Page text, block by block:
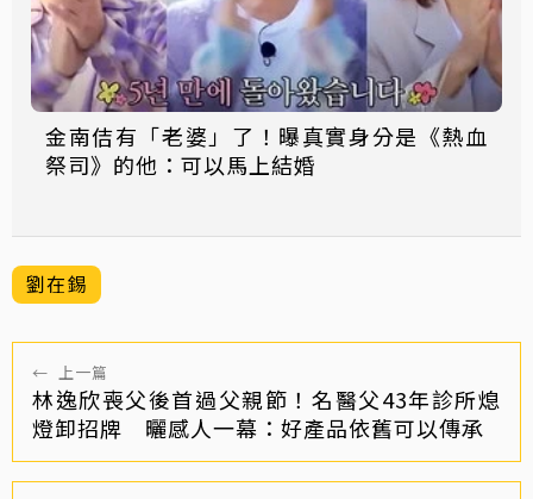
金南佶有「老婆」了！曝真實身分是《熱血
祭司》的他：可以馬上結婚
劉在錫
← 上一篇
林逸欣喪父後首過父親節！名醫父43年診所熄
燈卸招牌 曬感人一幕：好產品依舊可以傳承